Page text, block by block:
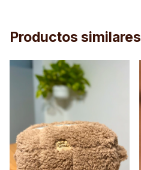
Productos similares